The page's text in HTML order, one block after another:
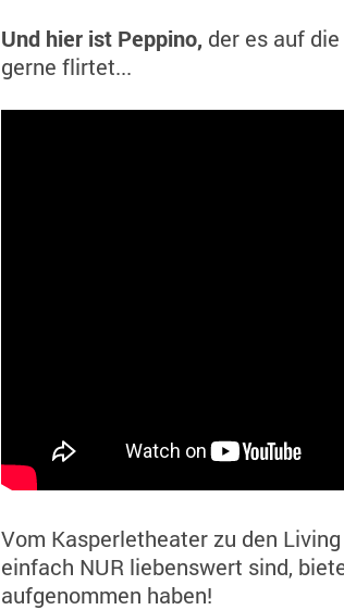
Und hier ist Peppino, der es auf
gerne flirtet...
Vom Kasperletheater zu den
einfach NUR liebenswert sind,
aufgenommen haben!